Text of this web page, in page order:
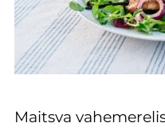
Maitsva